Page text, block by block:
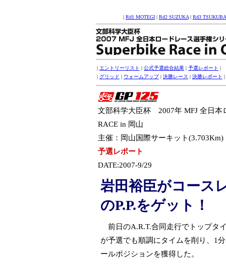
| Rd1 MOTEGI | Rd2 SUZUKA | Rd3 TSUKUBA
| エントリーリスト | 公式予選総合結果 | 予選レポート |
| グリッド | ウォームアップ| 決勝レース | 決勝レポート |
文部科学大臣杯 2007年 MFJ 全日本
RACE in 岡山
主催：岡山国際サーキット(3.703Km)
予選レポート
DATE:2007-9/29
岩田裕臣がコース
のP.P.をゲット！
前日のA.R.T.合同走行でトップタ
が予選でも順調にタイムを削り、1
ールポジションを獲得した。